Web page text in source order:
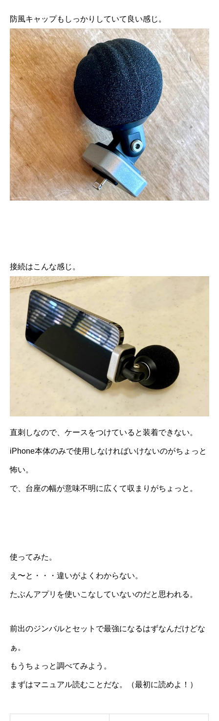
防風キャップもしっかりしていて良い感じ。
接続はこんな感じ。
直刺しなので、ケースをつけていると装着できない。
iPhone本体のみで使用しなければいけないのがちょっと
怖い。
で、台座の幅が意味不明に広くて収まりがちょっと。
使ってみた。
え〜と・・・違いがよくわからない。
たぶんアプリを使いこなしていないのだと思われる。
前出のジンバルとセットで最強になるはずなんだけどな
ぁ。
もうちょっと調べてみよう。
まずはマニュアル読むことだな。（最初に読めよ！）